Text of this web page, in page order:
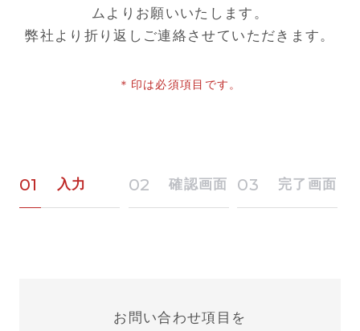
ムよりお願いいたします。
弊社より折り返しご連絡させていただきます。
＊印は必須項目です。
入力 確認画面 完了画面
お問い合わせ項目を